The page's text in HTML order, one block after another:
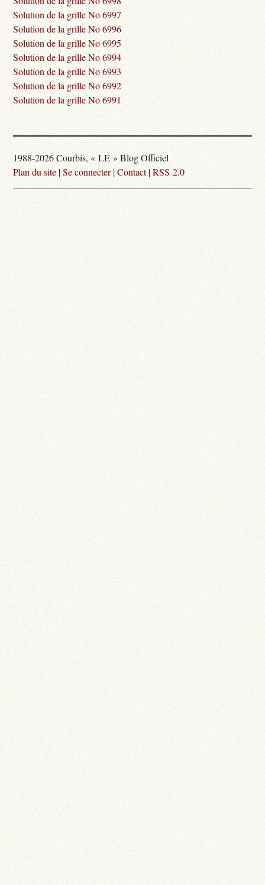
Solution de la grille No 6997
Solution de la grille No 6996
Solution de la grille No 6995
Solution de la grille No 6994
Solution de la grille No 6993
Solution de la grille No 6992
Solution de la grille No 6991
1988-2026 Courbis, « LE » Blog Officiel
Plan du site |Se connecter|Contact|RSS 2.0